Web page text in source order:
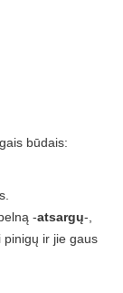
būdais:
-atsargų-,
pinigų ir jie gaus